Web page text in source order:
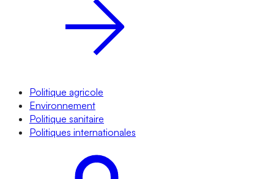
Politique agricole
Environnement
Politique sanitaire
Politiques internationales